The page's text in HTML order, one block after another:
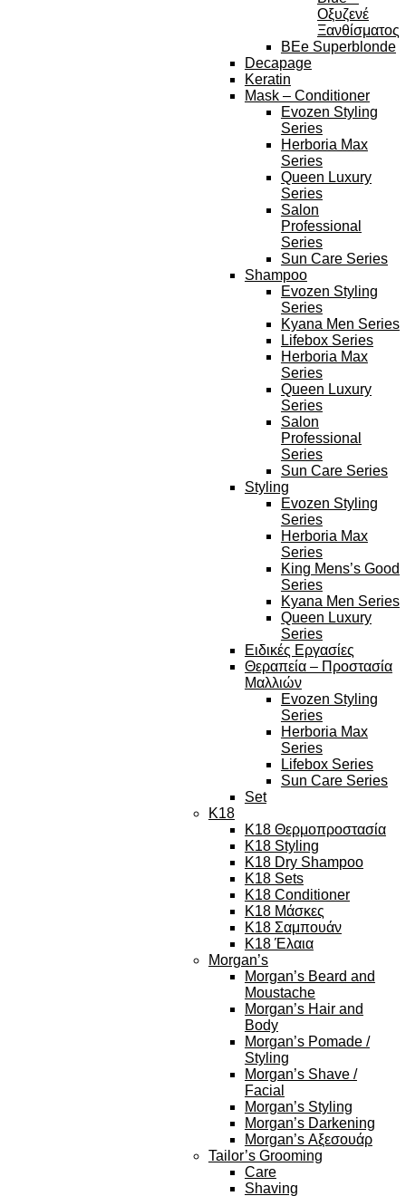
Οξυζενέ
Ξανθίσματος
BEe Superblonde
Decapage
Keratin
Mask – Conditioner
Evozen Styling
Series
Herboria Max
Series
Queen Luxury
Series
Salon
Professional
Series
Sun Care Series
Shampoo
Evozen Styling
Series
Kyana Men Series
Lifebox Series
Herboria Max
Series
Queen Luxury
Series
Salon
Professional
Series
Sun Care Series
Styling
Evozen Styling
Series
Herboria Max
Series
King Mens’s Good
Series
Kyana Men Series
Queen Luxury
Series
Ειδικές Εργασίες
Θεραπεία – Προστασία
Μαλλιών
Evozen Styling
Series
Herboria Max
Series
Lifebox Series
Sun Care Series
Set
K18
K18 Θερμοπροστασία
K18 Styling
K18 Dry Shampoo
K18 Sets
K18 Conditioner
K18 Μάσκες
K18 Σαμπουάν
K18 Έλαια
Morgan’s
Morgan’s Beard and
Moustache
Morgan’s Hair and
Body
Morgan’s Pomade /
Styling
Morgan’s Shave /
Facial
Morgan’s Styling
Morgan’s Darkening
Morgan’s Αξεσουάρ
Tailor’s Grooming
Care
Shaving